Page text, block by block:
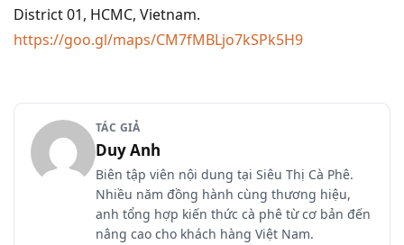
District 01, HCMC, Vietnam.
https://goo.gl/maps/CM7fMBLjo7kSPk5H9
TÁC GIẢ
Duy Anh
Biên tập viên nội dung tại Siêu Thị Cà Phê.
Nhiều năm đồng hành cùng thương hiệu,
anh tổng hợp kiến thức cà phê từ cơ bản đến
nâng cao cho khách hàng Việt Nam.